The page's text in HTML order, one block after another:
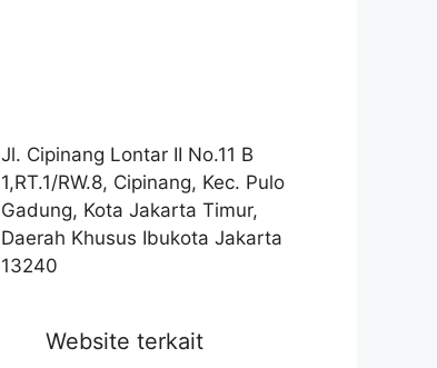
Jl. Cipinang Lontar II No.11 B
1,RT.1/RW.8, Cipinang, Kec. Pulo
Gadung, Kota Jakarta Timur,
Daerah Khusus Ibukota Jakarta
13240
Website terkait